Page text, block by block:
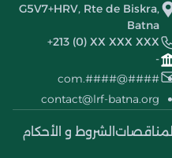
G5V7+HRV, Rte de Biskra,
Batna
+213 (0) XX XXX XXX
-
####@####.com
contact@lrf-batna.org
المناقصات الشروط و الأحكام